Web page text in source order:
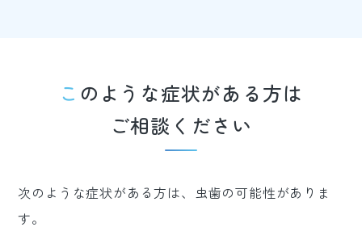
このような症状がある方は
ご相談ください
次のような症状がある方は、虫歯の可能性がありま
す。